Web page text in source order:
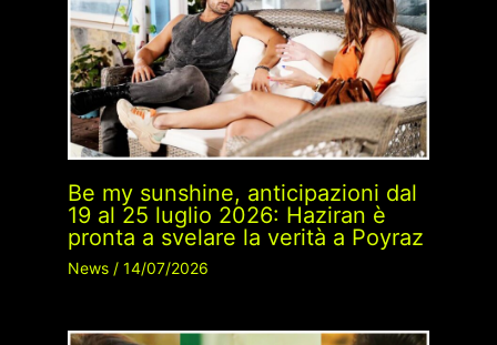
Be my sunshine, anticipazioni dal
19 al 25 luglio 2026: Haziran è
pronta a svelare la verità a Poyraz
News/ 14/07/2026